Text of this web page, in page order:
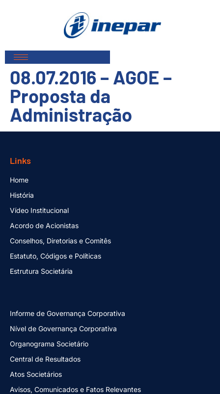
08.07.2016 – AGOE –
Proposta da
Administração
Links
Home
História
Vídeo Institucional
Acordo de Acionistas
Conselhos, Diretorias e Comitês
Estatuto, Códigos e Políticas
Estrutura Societária
Informe de Governança Corporativa
Nível de Governança Corporativa
Organograma Societário
Central de Resultados
Atos Societários
Avisos, Comunicados e Fatos Relevantes